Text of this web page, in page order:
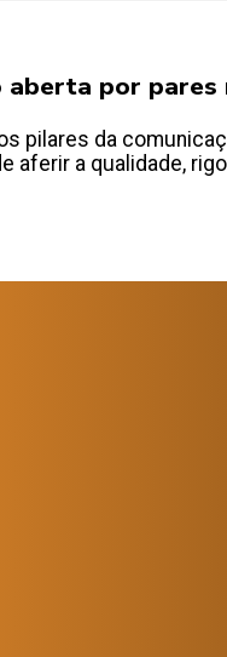
aberta por
pilares da
aferir a qualidade,